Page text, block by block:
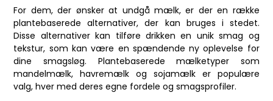
For dem, der ønsker at undgå mælk, er der en række
plantebaserede alternativer, der kan bruges i stedet.
Disse alternativer kan tilføre drikken en unik smag og
tekstur, som kan være en spændende ny oplevelse for
dine smagsløg. Plantebaserede mælketyper som
mandelmælk, havremælk og sojamælk er populære
valg, hver med deres egne fordele og smagsprofiler.